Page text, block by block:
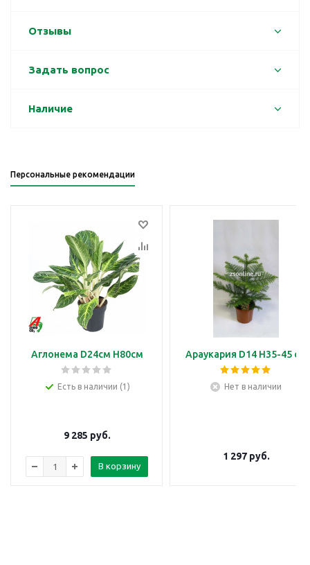
Отзывы
Задать вопрос
Наличие
Персональные рекомендации
Аглонема D24см H80см
Есть в наличии (1)
9 285 руб.
В корзину
Араукария D14 H35-45 см
Нет в наличии
1 297руб.